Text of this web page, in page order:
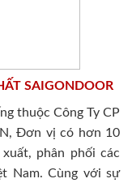
SAIGONDOOR
thuộc Công Ty CP
Đơn vị có hơn 10
phân phối các
Nam. Cùng với sự